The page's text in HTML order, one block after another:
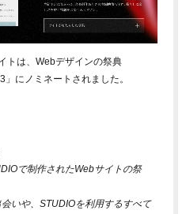
トは、Webデザインの祭典
」にノミネートされました。
で制作されたWebサイトの祭
いや、STUDIOを利用するすべて